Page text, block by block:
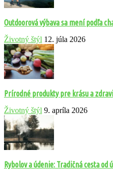
Outdoorová výbava sa mení podľa
Životný štýl 12. júla 2026
Prírodné produkty pre krásu a
Životný štýl 9. apríla 2026
Rybolov a údenie: Tradičná cesta